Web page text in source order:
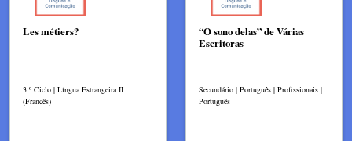
Les métiers?
3.º Ciclo | Língua Estrangeira II
(Francês)
“O sono delas” de Várias
Escritoras
Secundário | Português | Profissionais |
Português